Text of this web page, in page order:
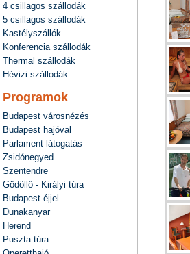
4 csillagos szállodák
5 csillagos szállodák
Kastélyszállók
Konferencia szállodák
Thermal szállodák
Hévizi szállodák
Programok
Budapest városnézés
Budapest hajóval
Parlament látogatás
Zsidónegyed
Szentendre
Gödöllő - Királyi túra
Budapest éjjel
Dunakanyar
Herend
Puszta túra